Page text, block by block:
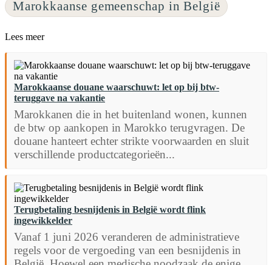
Marokkaanse gemeenschap in België
Lees meer
Marokkaanse douane waarschuwt: let op bij btw-
teruggave na vakantie
Marokkanen die in het buitenland wonen, kunnen
de btw op aankopen in Marokko terugvragen. De
douane hanteert echter strikte voorwaarden en sluit
verschillende productcategorieën...
Terugbetaling besnijdenis in België wordt flink
ingewikkelder
Vanaf 1 juni 2026 veranderen de administratieve
regels voor de vergoeding van een besnijdenis in